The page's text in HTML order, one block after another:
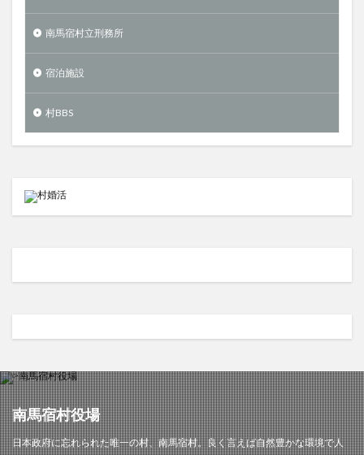
南馬宿村立刑務所
宿泊施設
村BBS
南馬宿村役場
日本政府に忘れられた唯一の村、南馬宿村。良く言えば自然豊かな環境で人